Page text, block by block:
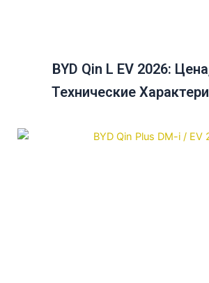
BYD Qin L EV 2026:
Технические
Plus